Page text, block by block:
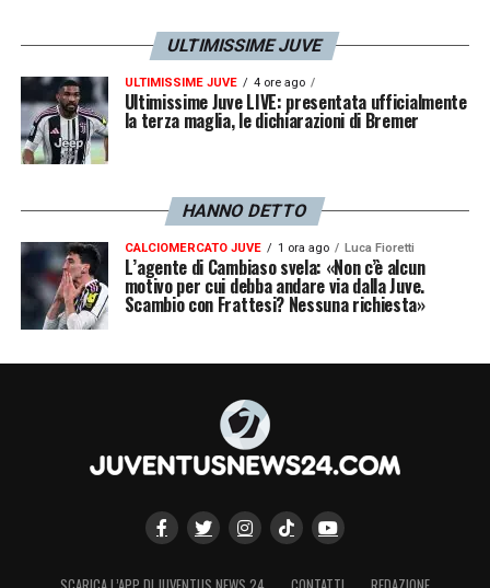
ULTIMISSIME JUVE
ULTIMISSIME JUVE 4 ore ago
Ultimissime Juve LIVE: presentata ufficialmente
la terza maglia, le dichiarazioni di Bremer
HANNO DETTO
CALCIOMERCATO JUVE 1 ora ago Luca Fioretti
L’agente di Cambiaso svela: «Non c’è alcun
motivo per cui debba andare via dalla Juve.
Scambio con Frattesi? Nessuna richiesta»